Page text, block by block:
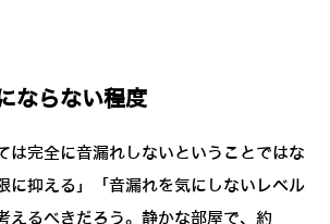
ならない程度
は完全に音漏れしないということではな
に抑える」「音漏れを気にしないレベル
えるべきだろう。静かな部屋で、約